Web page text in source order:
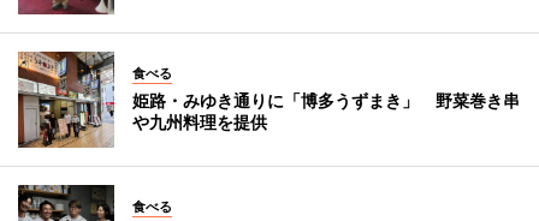
食べる
姫路・みゆき通りに「博多うずまき」 野菜巻き串
や九州料理を提供
食べる